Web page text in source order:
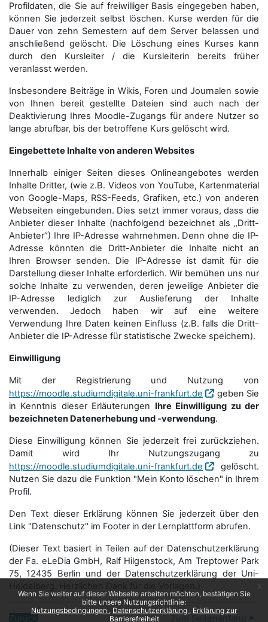
Wenn Sie weiter auf dieser Webseite arbeiten möchten, bestätigen Sie
bitte unsere Nutzungsrichtlinie:
Nutzungsbedingungen
Datenschutzerklärung
Erklärung zur
Barrierefreiheit
Profildaten, die Sie auf freiwilliger Basis eingegeben haben,
können Sie jederzeit selbst löschen. Kurse werden für die
Dauer von zehn Semestern auf dem Server belassen und
anschließend gelöscht. Die Löschung eines Kurses kann
durch den Kursleiter / die Kursleiterin bereits früher
veranlasst werden.
Insbesondere Beiträge in Wikis, Foren und Journalen sowie
von Ihnen bereit gestellte Dateien sind auch nach der
Deaktivierung Ihres Moodle-Zugangs für andere Nutzer so
lange abrufbar, bis der betroffene Kurs gelöscht wird.
Eingebettete Inhalte von anderen Websites
Innerhalb einiger Seiten dieses Onlineangebotes werden
Inhalte Dritter, (wie z.B. Videos von YouTube, Kartenmaterial
von Google-Maps, RSS-Feeds, Grafiken, etc.) von anderen
Webseiten eingebunden. Dies setzt immer voraus, dass die
Anbieter dieser Inhalte (nachfolgend bezeichnet als „Dritt-
Anbieter“) Ihre IP-Adresse wahrnehmen. Denn ohne die IP-
Adresse könnten die Dritt-Anbieter die Inhalte nicht an
Ihren Browser senden. Die IP-Adresse ist damit für die
Darstellung dieser Inhalte erforderlich. Wir bemühen uns nur
solche Inhalte zu verwenden, deren jeweilige Anbieter die
IP-Adresse lediglich zur Auslieferung der Inhalte
verwenden. Jedoch haben wir auf eine weitere
Verwendung Ihre Daten keinen Einfluss (z.B. falls die Dritt-
Anbieter die IP-Adresse für statistische Zwecke speichern).
Einwilligung
Mit der Registrierung und Nutzung von
https://moodle.studiumdigitale.uni-frankfurt.de
geben Sie
in Kenntnis dieser Erläuterungen Ihre Einwilligung zu der
bezeichneten Datenerhebung und -verwendung.
Diese Einwilligung können Sie jederzeit frei zurückziehen.
Damit wird Ihr Nutzungszugang zu
https://moodle.studiumdigitale.uni-frankfurt.de
gelöscht.
Nutzen Sie dazu die Funktion "Mein Konto löschen" in Ihrem
Profil.
Den Text dieser Erklärung können Sie jederzeit über den
Link "Datenschutz" im Footer in der Lernplattform abrufen.
(Dieser Text basiert in Teilen auf der Datenschutzerklärung
der Fa. eLeDia GmbH, Ralf Hilgenstock, Am Treptower Park
75, 12435 Berlin und der Datenschutzerklärung der Uni-
Zurück Zum Seitenanfang